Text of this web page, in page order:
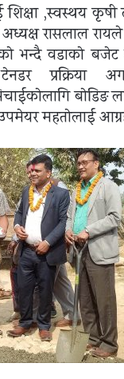
शिक्षा ,स्वस्थय
रासलाल
वडाकाे बजेट
टेनडर
बाेडिङ
महताेलाई